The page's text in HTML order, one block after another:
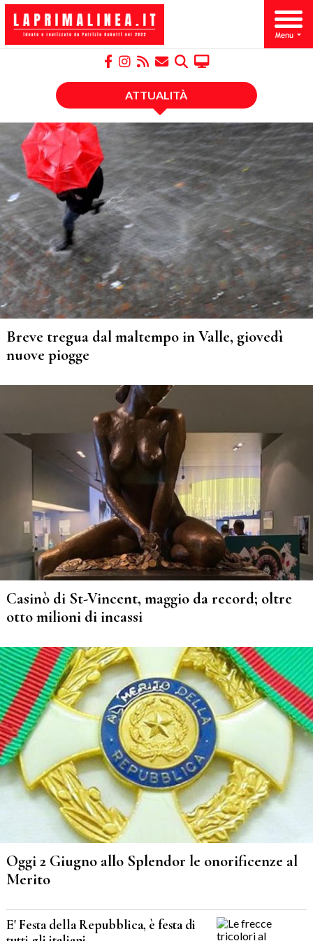
ATTUALITÀ
Breve tregua dal maltempo in Valle, giovedì
nuove piogge
Casinò di St-Vincent, maggio da record; oltre
otto milioni di incassi
Oggi 2 Giugno allo Splendor le onorificenze al
Merito
E' Festa della Repubblica, è festa di